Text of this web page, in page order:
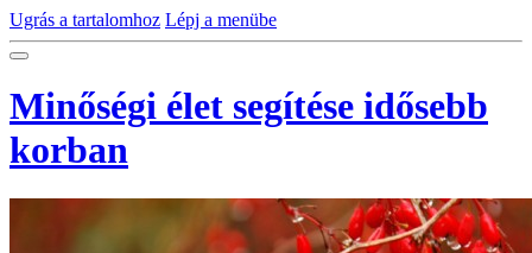
Ugrás a tartalomhoz Lépj a menübe
Minőségi élet segítése idősebb
korban